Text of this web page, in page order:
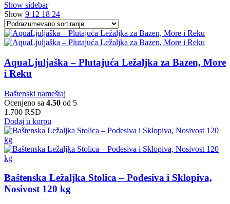
Show sidebar
Show 9 12 18 24
AquaLjuljaška – Plutajuća Ležaljka za Bazen, More
i Reku
Baštenski nameštaj
Ocenjeno sa 4.50 od 5
1.700 RSD
Dodaj u korpu
Baštenska Ležaljka Stolica – Podesiva i Sklopiva,
Nosivost 120 kg